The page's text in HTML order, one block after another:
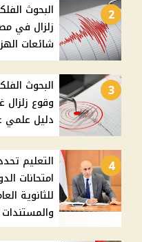
2
البحوث
زلزال في
شائعات
3
البحوث
دليل علمي
4
التعليم
للثانوية